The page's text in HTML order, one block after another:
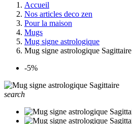
Accueil
Nos articles deco zen
Pour la maison
Mugs
Mug signe astrologique
Mug signe astrologique Sagittaire
-5%
search